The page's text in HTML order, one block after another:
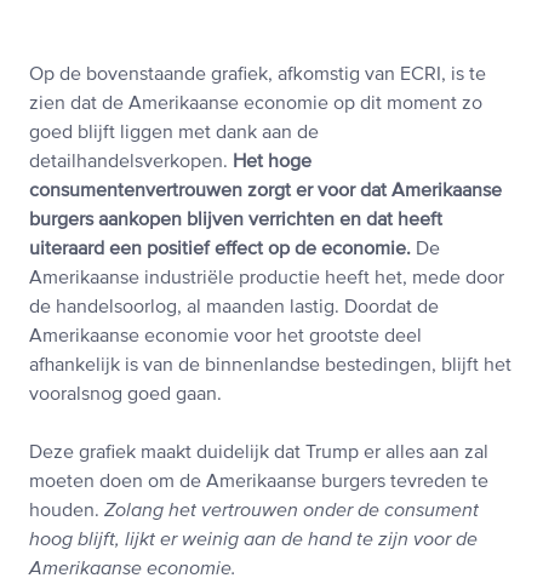
Op de bovenstaande grafiek, afkomstig van ECRI, is te
zien dat de Amerikaanse economie op dit moment zo
goed blijft liggen met dank aan de
detailhandelsverkopen. Het hoge
consumentenvertrouwen zorgt er voor dat Amerikaanse
burgers aankopen blijven verrichten en dat heeft
uiteraard een positief effect op de economie. De
Amerikaanse industriële productie heeft het, mede door
de handelsoorlog, al maanden lastig. Doordat de
Amerikaanse economie voor het grootste deel
afhankelijk is van de binnenlandse bestedingen, blijft het
vooralsnog goed gaan.
Deze grafiek maakt duidelijk dat Trump er alles aan zal
moeten doen om de Amerikaanse burgers tevreden te
houden. Zolang het vertrouwen onder de consument
hoog blijft, lijkt er weinig aan de hand te zijn voor de
Amerikaanse economie.